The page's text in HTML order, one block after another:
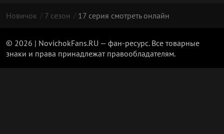
Новичок 7 сезон 17 серия смотреть онлайн
© 2026 | NovichokFans.RU — фан-ресурс. Все товарные
знаки и права принадлежат правообладателям.